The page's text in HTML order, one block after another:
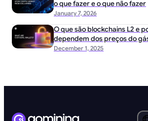
January 7, 2026
o que fazer e o que não fazer
December 1, 2025
O que são blockchains L2 e
dependem dos preços do